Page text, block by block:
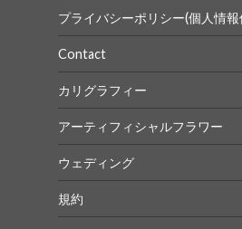
プライバシーポリシー(個人情
Contact
カリグラフィー
アーティフィシャルフラワー
ウェディング
規約